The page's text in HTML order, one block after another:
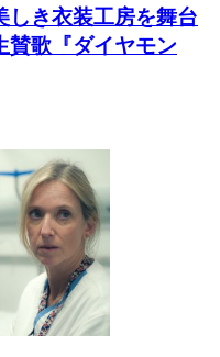
しき衣装工房を舞台
賛歌『ダイヤモン